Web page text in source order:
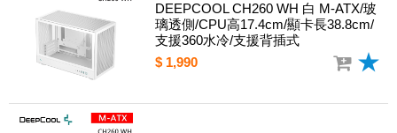
DEEPCOOL CH260 WH 白 M-ATX/玻
璃透側/CPU高17.4cm/顯卡長38.8cm/
支援360水冷/支援背插式
$ 1,990